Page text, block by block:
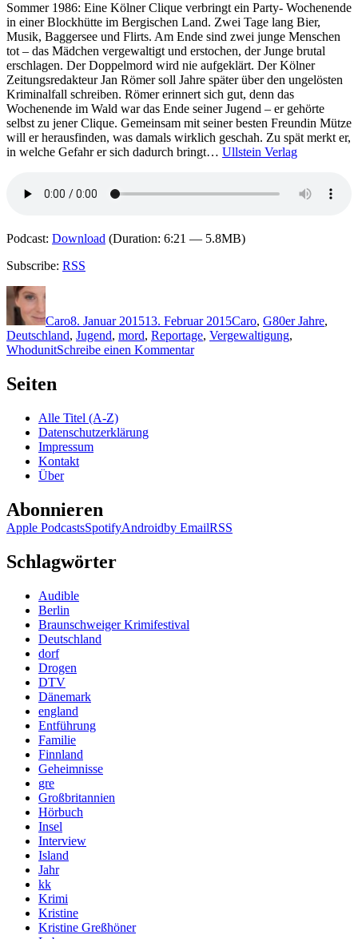
Sommer 1986: Eine Kölner Clique verbringt ein Party- Wochenende
in einer Blockhütte im Bergischen Land. Zwei Tage lang Bier,
Musik, Baggersee und Flirts. Am Ende sind zwei junge Menschen
tot – das Mädchen vergewaltigt und erstochen, der Junge brutal
erschlagen. Der Doppelmord wird nie aufgeklärt. Der Kölner
Zeitungsredakteur Jan Römer soll Jahre später über den ungelösten
Kriminalfall schreiben. Römer erinnert sich gut, denn das
Wochenende im Wald war das Ende seiner Jugend – er gehörte
selbst zu jener Clique. Gemeinsam mit seiner besten Freundin Mütze
will er herausfinden, was damals wirklich geschah. Zu spät merkt er,
in welche Gefahr er sich dadurch bringt… Ullstein Verlag
Podcast: Download (Duration: 6:21 — 5.8MB)
Subscribe: RSS
Autor
Caro8. Januar 201513. Februar 2015Caro, G80er Jahre,
Deutschland, Jugend, mord, Reportage, Vergewaltigung,
WhodunitSchreibe einen Kommentarzu
Seiten
Alle Titel (A-Z)
Datenschutzerklärung
Impressum
Kontakt
Über
Abonnieren
Apple PodcastsSpotifyAndroidby EmailRSS
Schlagwörter
Audible
Berlin
Braunschweiger Krimifestival
Deutschland
dorf
Drogen
DTV
Dänemark
england
Entführung
Familie
Finnland
Geheimnisse
gre
Großbritannien
Hörbuch
Insel
Interview
Island
Jahr
kk
Krimi
Kristine
Kristine Greßhöner